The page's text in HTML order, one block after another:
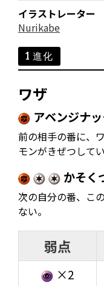
イラストレーター
Nurikabe
1 進化
ワザ
アベンジナ
前の相手の番に、
モンがきぜつして
かそく
次の自分の番、こ
ない。
弱点
×2